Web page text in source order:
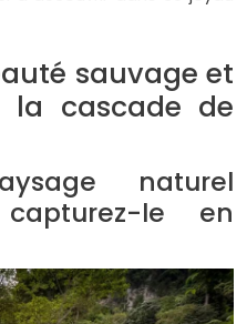
sauvage et
la cascade de
naturel
le en